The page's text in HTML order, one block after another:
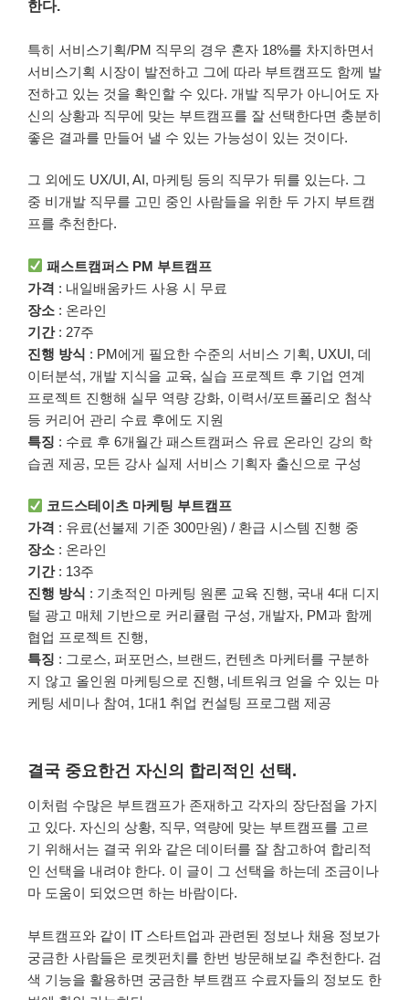
한다.
특히 서비스기획/PM 직무의 경우 혼자 18%를 차지하면서
서비스기획 시장이 발전하고 그에 따라 부트캠프도 함께 발
전하고 있는 것을 확인할 수 있다. 개발 직무가 아니어도 자
신의 상황과 직무에 맞는 부트캠프를 잘 선택한다면 충분히
좋은 결과를 만들어 낼 수 있는 가능성이 있는 것이다.
그 외에도 UX/UI, AI, 마케팅 등의 직무가 뒤를 있는다. 그
중 비개발 직무를 고민 중인 사람들을 위한 두 가지 부트캠
프를 추천한다.
패스트캠퍼스 PM 부트캠프
가격 : 내일배움카드 사용 시 무료
장소 : 온라인
기간: 27주
진행 방식 : PM에게 필요한 수준의 서비스 기획, UXUI, 데
이터분석, 개발 지식을 교육, 실습 프로젝트 후 기업 연계
프로젝트 진행해 실무 역량 강화, 이력서/포트폴리오 첨삭
등 커리어 관리 수료 후에도 지원
특징 : 수료 후 6개월간 패스트캠퍼스 유료 온라인 강의 학
습권 제공, 모든 강사 실제 서비스 기획자 출신으로 구성
코드스테이츠 마케팅 부트캠프
가격 : 유료(선불제 기준 300만원) / 환급 시스템 진행 중
장소 : 온라인
기간: 13주
진행 방식 : 기초적인 마케팅 원론 교육 진행, 국내 4대 디지
털 광고 매체 기반으로 커리큘럼 구성, 개발자, PM과 함께
협업 프로젝트 진행,
특징 : 그로스, 퍼포먼스, 브랜드, 컨텐츠 마케터를 구분하
지 않고 올인원 마케팅으로 진행, 네트워크 얻을 수 있는 마
케팅 세미나 참여, 1대1 취업 컨설팅 프로그램 제공
결국 중요한건 자신의 합리적인 선택.
이처럼 수많은 부트캠프가 존재하고 각자의 장단점을 가지
고 있다. 자신의 상황, 직무, 역량에 맞는 부트캠프를 고르
기 위해서는 결국 위와 같은 데이터를 잘 참고하여 합리적
인 선택을 내려야 한다. 이 글이 그 선택을 하는데 조금이나
마 도움이 되었으면 하는 바람이다.
부트캠프와 같이 IT 스타트업과 관련된 정보나 채용 정보가
궁금한 사람들은 로켓펀치를 한번 방문해보길 추천한다. 검
색 기능을 활용하면 궁금한 부트캠프 수료자들의 정보도 한